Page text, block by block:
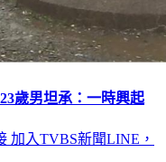
歲男坦承：一時興起
加入TVBS新聞LINE，